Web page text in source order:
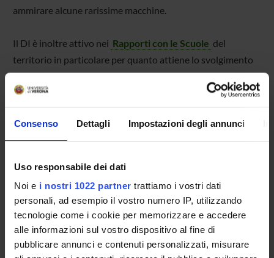
Consenso Dettagli Impostazioni degli annunci
Uso responsabile dei dati
Noi e i nostri 1022 partner trattiamo i vostri dati
personali, ad esempio il vostro numero IP, utilizzando
tecnologie come i cookie per memorizzare e accedere
alle informazioni sul vostro dispositivo al fine di
pubblicare annunci e contenuti personalizzati, misurare
ammirare alcune rarissime macchine.
Il DI è inoltre attivo nei Rapporti con le Scuole del
territorio in particolare per quanto attiene lo svolgimento
di attività relative ai Percorsi per le Competenze Trasversali
e per l'Orientamento (PCTO) presso la nostra struttura.
Eventi di PUBLIC ENGAGEMENT
Con l’espressionepublic engagementsi identifica l'insieme
delle attività senza scopo di lucro, con valore educativo,
culturale e di sviluppo della società svolte a beneficio di
pubblici diversi rispetto agli studenti, alle comunità
scientifiche o alle imprese.